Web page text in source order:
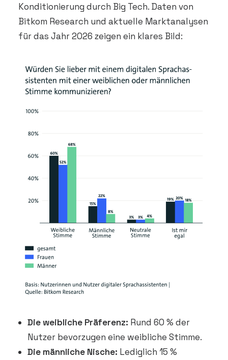
Konditionierung durch Big Tech. Daten von
Bitkom Research und aktuelle Marktanalysen
für das Jahr 2026 zeigen ein klares Bild:
Die weibliche Präferenz: Rund 60 % der
Nutzer bevorzugen eine weibliche Stimme.
Die männliche Nische: Lediglich 15 %